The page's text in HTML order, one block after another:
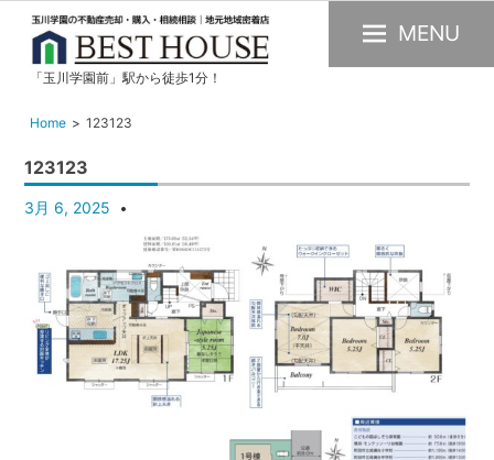
玉
川
園
の
産
購
入・
売
「玉川学園前」駅から徒歩1分！
MENU
Home 123123
123123
3月 6, 2025